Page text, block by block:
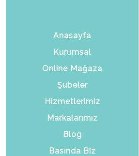
Anasayfa
Kurumsal
Online Mağaza
Şubeler
Hizmetlerimiz
Markalarımız
Blog
Basında Biz